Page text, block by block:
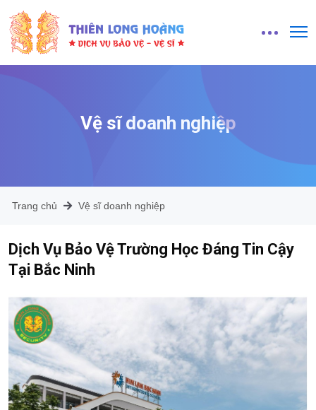
Vệ sĩ doanh nghiệp
Trang chủ Vệ sĩ doanh nghiệp
Dịch Vụ Bảo Vệ Trường Học Đáng Tin Cậy
Tại Bắc Ninh